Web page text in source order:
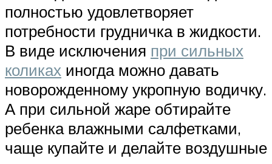
полностью удовлетворяет
потребности грудничка в жидкости.
В виде исключения при сильных
коликах иногда можно давать
новорожденному укропную водичку.
А при сильной жаре обтирайте
ребенка влажными салфетками,
чаще купайте и делайте воздушные